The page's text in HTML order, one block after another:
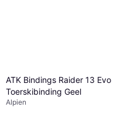
ATK Bindings Raider 13 Evo
Toerskibinding Geel
Alpien